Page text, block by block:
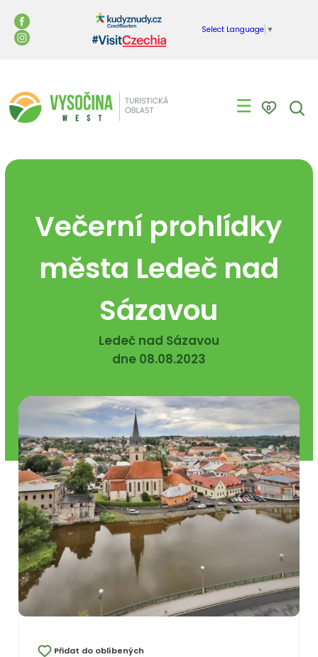
Select Language ▼
☰ 0
Večerní prohlídky
města Ledeč nad
Sázavou
Ledeč nad Sázavou
dne 08.08.2023
Přidat do oblíbených